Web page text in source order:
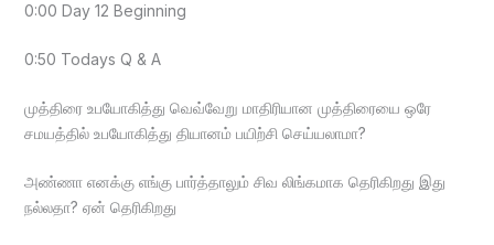
0:00 Day 12 Beginning
0:50 Todays Q & A
முத்திரை உபயோகித்து வெவ்வேறு மாதிரியான முத்திரையை ஒரே
சமயத்தில் உபயோகித்து தியானம் பயிற்சி செய்யலாமா?
அண்ணா எனக்கு எங்கு பார்த்தாலும் சிவ லிங்கமாக தெரிகிறது இது
நல்லதா? ஏன் தெரிகிறது